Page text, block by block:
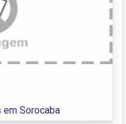
em Sorocaba